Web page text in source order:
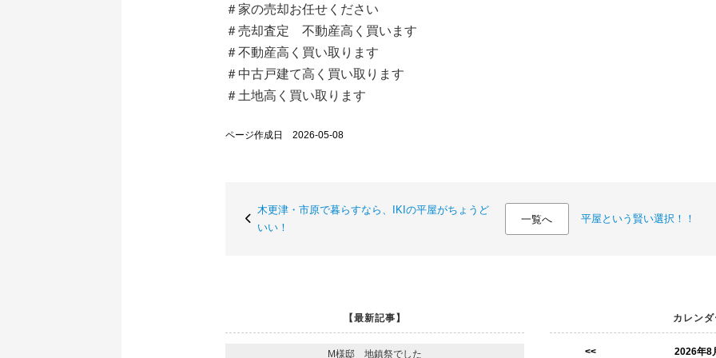
＃家の売却お任せください
＃売却査定 不動産高く買います
＃不動産高く買い取ります
＃中古戸建て高く買い取ります
＃土地高く買い取ります
ページ作成日 2026-05-08
木更津・市原で暮らすなら、IKIの平屋がちょうど
いい！
一覧へ 平屋という賢い選択！！
【最新記事】
M様邸 地鎮祭でした
カレン
<< 2026年8